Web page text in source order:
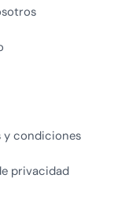
y condiciones
privacidad